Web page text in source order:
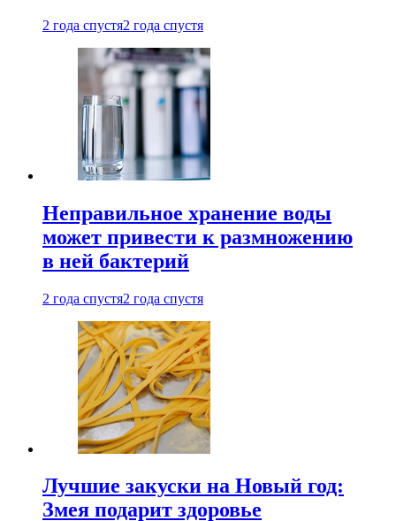
2 года спустя2 года спустя
Неправильное хранение воды
может привести к размножению
в ней бактерий
2 года спустя2 года спустя
Лучшие закуски на Новый год:
Змея подарит здоровье